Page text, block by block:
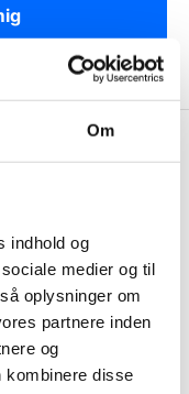
Om
indhold og
medier og til
oplysninger om
partnere inden
og
kombinere disse